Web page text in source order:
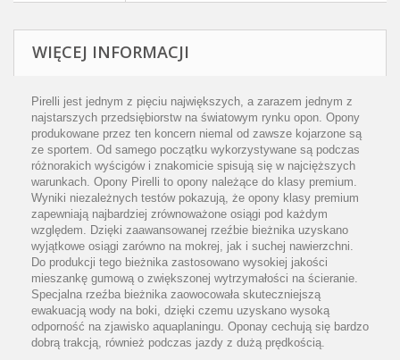
WIĘCEJ INFORMACJI
Pirelli jest jednym z pięciu największych, a zarazem jednym z
najstarszych przedsiębiorstw na światowym rynku opon. Opony
produkowane przez ten koncern niemal od zawsze kojarzone są
ze sportem. Od samego początku wykorzystywane są podczas
różnorakich wyścigów i znakomicie spisują się w najcięższych
warunkach. Opony Pirelli to opony należące do klasy premium.
Wyniki niezależnych testów pokazują, że opony klasy premium
zapewniają najbardziej zrównoważone osiągi pod każdym
względem. Dzięki zaawansowanej rzeźbie bieżnika uzyskano
wyjątkowe osiągi zarówno na mokrej, jak i suchej nawierzchni.
Do produkcji tego bieżnika zastosowano wysokiej jakości
mieszankę gumową o zwiększonej wytrzymałości na ścieranie.
Specjalna rzeźba bieżnika zaowocowała skuteczniejszą
ewakuacją wody na boki, dzięki czemu uzyskano wysoką
odporność na zjawisko aquaplaningu. Oponay cechują się bardzo
dobrą trakcją, również podczas jazdy z dużą prędkością.